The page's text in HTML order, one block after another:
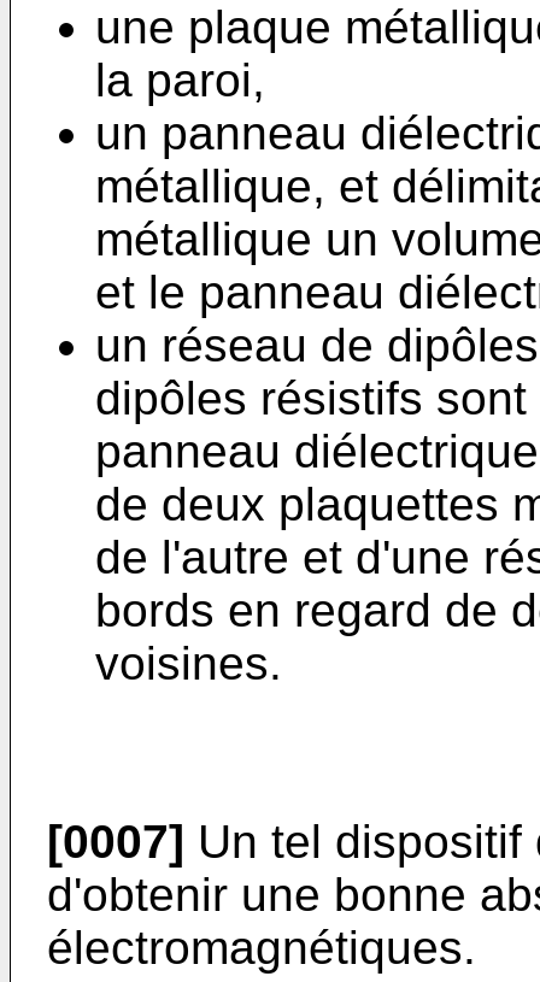
une plaque
la paroi,
un panneau
métallique, et
métallique un
et le panneau
un réseau de
dipôles résistifs
panneau
de deux plaquettes
de l'autre et d'une
bords en regard de
voisines.
[0007] Un tel dispositif
d'obtenir une bonne
électromagnétiques.